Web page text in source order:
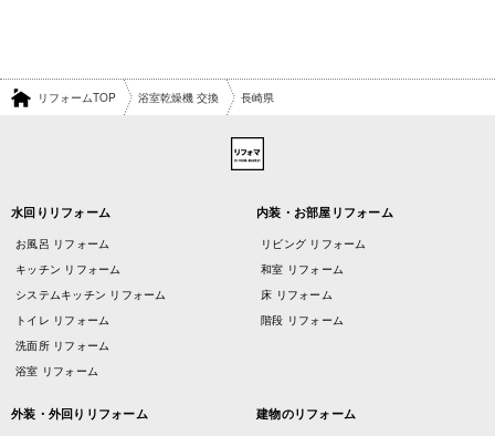
リフォームTOP 浴室乾燥機 交換 長崎県
水回りリフォーム
お風呂 リフォーム
キッチン リフォーム
システムキッチン リフォーム
トイレ リフォーム
洗面所 リフォーム
浴室 リフォーム
内装・お部屋リフォーム
リビング リフォーム
和室 リフォーム
床 リフォーム
階段 リフォーム
外装・外回りリフォーム 建物のリフォーム